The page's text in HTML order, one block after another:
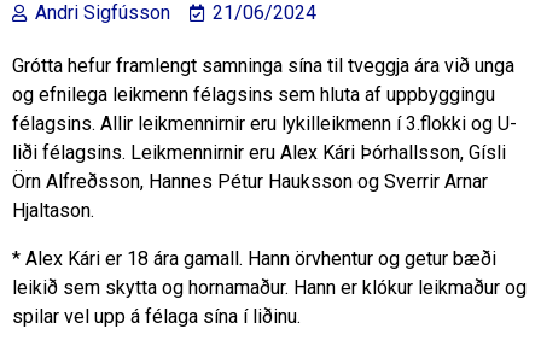
Andri Sigfússon 21/06/2024
Grótta hefur framlengt samninga sína til tveggja ára við unga
og efnilega leikmenn félagsins sem hluta af uppbyggingu
félagsins. Allir leikmennirnir eru lykilleikmenn í 3.flokki og U-
liði félagsins. Leikmennirnir eru Alex Kári Þórhallsson, Gísli
Örn Alfreðsson, Hannes Pétur Hauksson og Sverrir Arnar
Hjaltason.
* Alex Kári er 18 ára gamall. Hann örvhentur og getur bæði
leikið sem skytta og hornamaður. Hann er klókur leikmaður og
spilar vel upp á félaga sína í liðinu.